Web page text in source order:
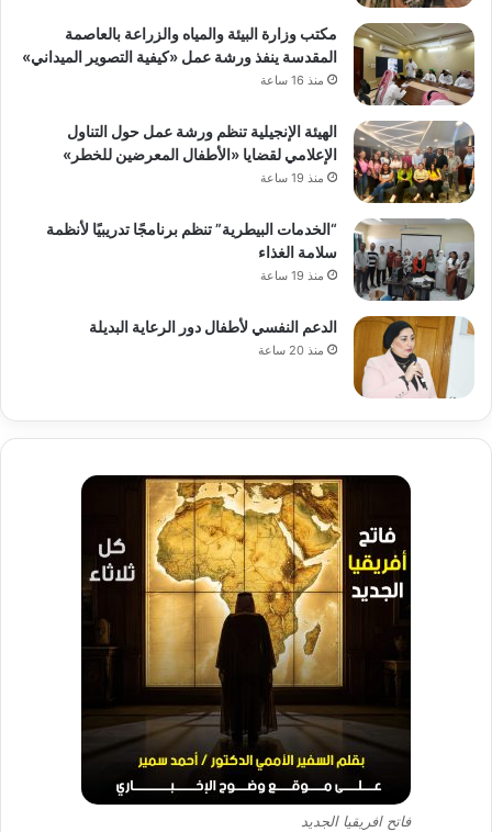
مكتب وزارة البيئة والمياه والزراعة بالعاصمة
المقدسة ينفذ ورشة عمل «كيفية التصوير الميداني»
منذ 16 ساعة
الهيئة الإنجيلية تنظم ورشة عمل حول التناول
الإعلامي لقضايا «الأطفال المعرضين للخطر»
منذ 19 ساعة
“الخدمات البيطرية” تنظم برنامجًا تدريبيًا لأنظمة
سلامة الغذاء
منذ 19 ساعة
الدعم النفسي لأطفال دور الرعاية البديلة
منذ 20 ساعة
فاتح افريقيا الجديد